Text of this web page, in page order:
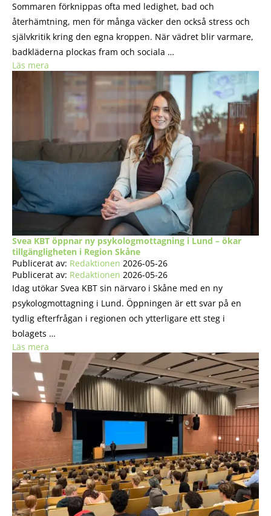
Sommaren förknippas ofta med ledighet, bad och
återhämtning, men för många väcker den också stress och
självkritik kring den egna kroppen. När vädret blir varmare,
badkläderna plockas fram och sociala …
Läs mera
Svea KBT öppnar ny psykologmottagning i Lund – ökar
tillgängligheten i Region Skåne
Publicerat av: Redaktionen 2026-05-26
Publicerat av: Redaktionen 2026-05-26
Idag utökar Svea KBT sin närvaro i Skåne med en ny
psykologmottagning i Lund. Öppningen är ett svar på en
tydlig efterfrågan i regionen och ytterligare ett steg i
bolagets …
Läs mera